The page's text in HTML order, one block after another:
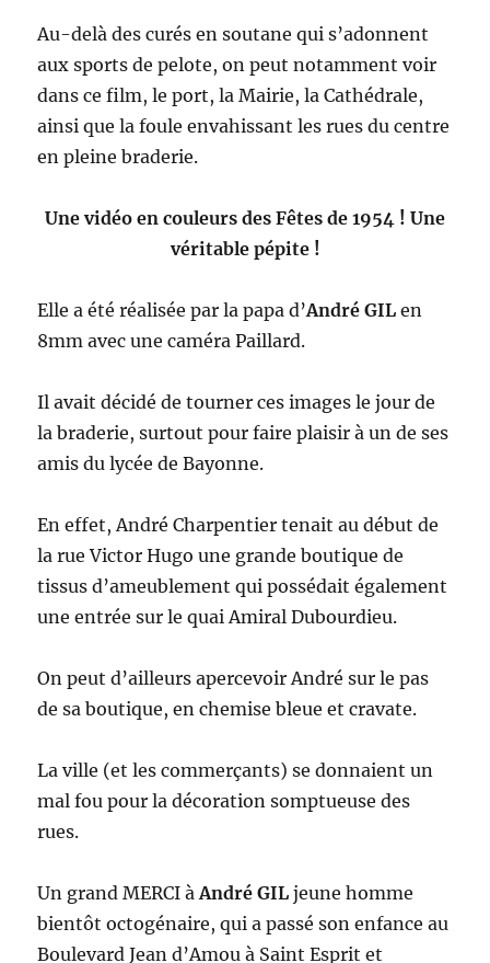
Au-delà des curés en soutane qui s’adonnent
aux sports de pelote, on peut notamment voir
dans ce film, le port, la Mairie, la Cathédrale,
ainsi que la foule envahissant les rues du centre
en pleine braderie.
Une vidéo en couleurs des Fêtes de 1954 ! Une
véritable pépite !
Elle a été réalisée par la papa d’André GIL en
8mm avec une caméra Paillard.
Il avait décidé de tourner ces images le jour de
la braderie, surtout pour faire plaisir à un de ses
amis du lycée de Bayonne.
En effet, André Charpentier tenait au début de
la rue Victor Hugo une grande boutique de
tissus d’ameublement qui possédait également
une entrée sur le quai Amiral Dubourdieu.
On peut d’ailleurs apercevoir André sur le pas
de sa boutique, en chemise bleue et cravate.
La ville (et les commerçants) se donnaient un
mal fou pour la décoration somptueuse des
rues.
Un grand MERCI àAndré GIL jeune homme
bientôt octogénaire, qui a passé son enfance au
Boulevard Jean d’Amou à Saint Esprit et